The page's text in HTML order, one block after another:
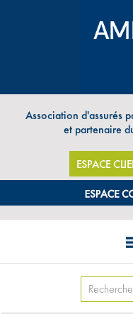
Association d'assurés
et partenaire
ESPACE